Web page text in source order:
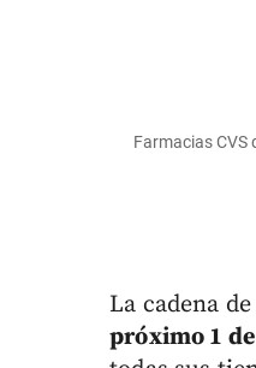
Farmacias CVS
La cadena
próximo 1